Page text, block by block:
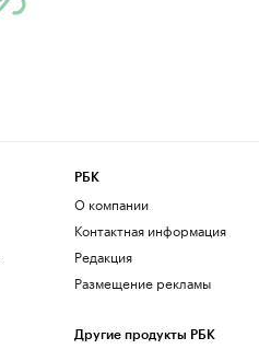
РБК
О компании
Контактная информация
Редакция
Размещение рекламы
Другие продукты РБК